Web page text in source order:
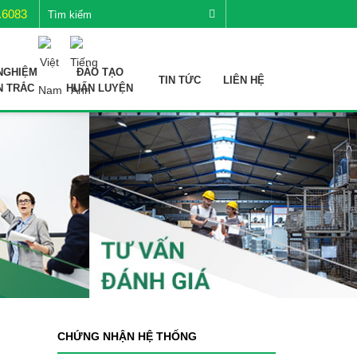
TRẮC
ĐÀO TẠO
HUẤN LUYỆN
TIN TỨC LIÊN HỆ
CHỨNG NHẬN HỆ THỐNG